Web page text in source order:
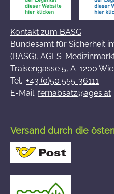
Kontakt zum BASG
Bundesamt für Sicherheit
(BASG), AGES-
Traisengasse 5, A-1200
Tel.: +43 (0)50 555-36111
E-Mail: fernabsatz@ages.at
Versand durch die